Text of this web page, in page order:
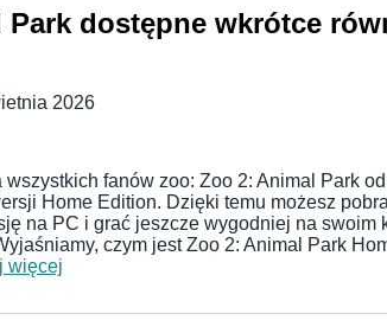
Park dostępne wkrótce
2026
fanów zoo: Zoo 2: Animal Park
Home Edition. Dzięki temu możesz
na PC i grać jeszcze wygodniej na swoim
czym jest Zoo 2: Animal Park
więcej